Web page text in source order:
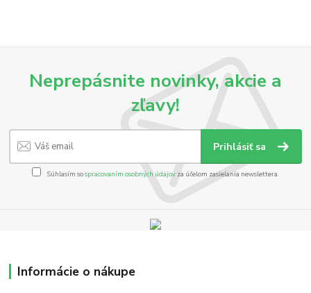
Neprepásnite novinky, akcie a
zľavy!
Prihlásiť sa
Súhlasím sospracovaním osobných údajov za účelom zasielania newslettera.
Informácie o nákupe